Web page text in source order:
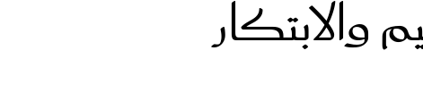
والابتكارالسفر